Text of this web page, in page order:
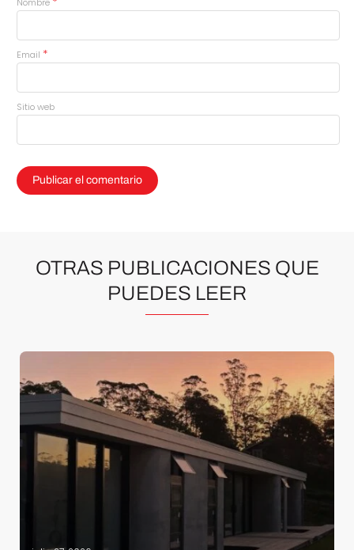
Nombre
Email *
Sitio web
OTRAS PUBLICACIONES QUE
PUEDES LEER